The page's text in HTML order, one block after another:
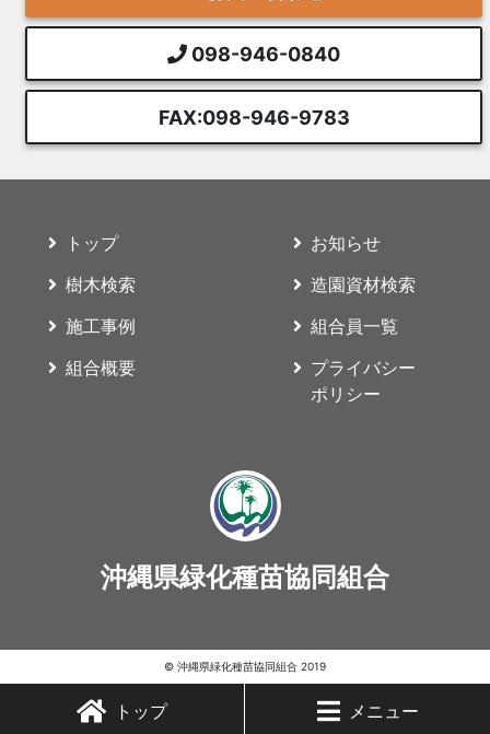
トップ メニュー
098-946-0840
FAX:098-946-9783
トップ
お知らせ
樹木検索
造園資材検索
施工事例
組合員一覧
組合概要
プライバシー
ポリシー
沖縄県緑化種苗協同組合
© 沖縄県緑化種苗協同組合 2019